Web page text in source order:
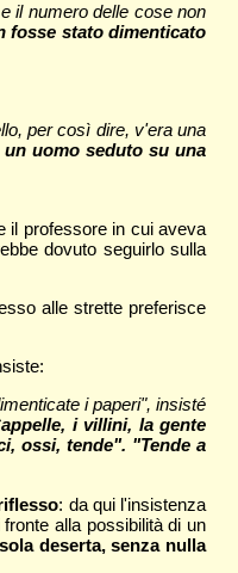
il numero delle cose non
fosse stato dimenticato
per così dire, v'era una
uomo seduto su una
il professore in cui aveva
dovuto seguirlo sulla
alle strette preferisce
i paperi", insisté
i villini, la gente
ossi, tende". "Tende a
: da qui l'insistenza
alla possibilità di un
deserta, senza nulla